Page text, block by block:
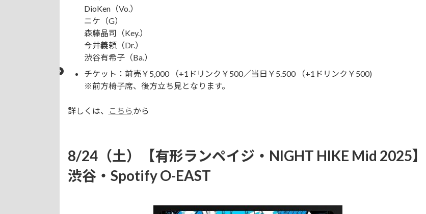
DioKen（Vo.）
ニケ（G）
森藤晶司（Key.）
今井義頼（Dr.）
渋谷有希子（Ba.）
チケット：前売￥5,000 （+1ドリンク￥500／当日￥5.500 （+1ドリンク￥500)
※前方椅子席、後方立ち見となります。
詳しくは、 こちらから
8/24（土）【有形ランペイジ・NIGHT HIKE Mid 2025】
渋谷・Spotify O-EAST